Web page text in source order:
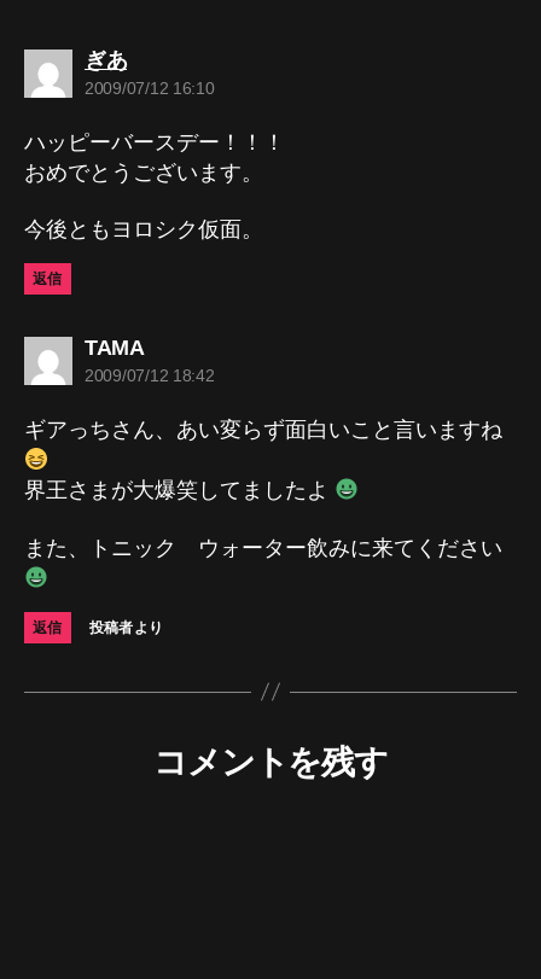
ぎあの
発
2009/07/12 16:10
ハッピーバースデー！！！
おめでとうございます。
今後ともヨロシク仮面。
返信
TAMAの
発
2009/07/12 18:42
ギアっちさん、あい変らず面白いこと言いますね
界王さまが大爆笑してましたよ
また、トニック ウォーター飲みに来てください
返信 投稿者より
コメントを残す